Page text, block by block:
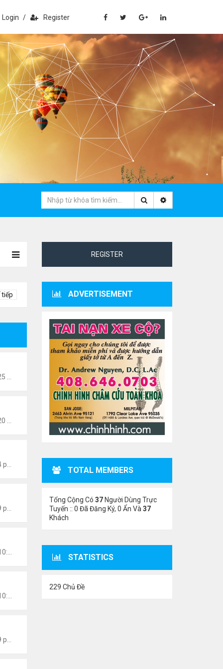
Login / Register
tiếp
REGISTER
ADVERTISEMENT
TOTAL MEMBERS
Tổng Cộng Có 37Người Dùng Trực
Tuyến :: 0 Đã Đăng Ký, 0 Ẩn Và 37
Khách
STATISTICS
229 Chủ Đề